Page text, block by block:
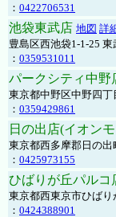
： 0422706531
池袋東武店 地図 詳
豊島区西池袋1-1-25
： 0359531011
パークシティ中野
東京都中野区中野四丁
： 0359429861
日の出店(イオン
東京都西多摩郡日の
： 0425973155
ひばりが丘パルコ
東京都西東京市ひばり
： 0424388901